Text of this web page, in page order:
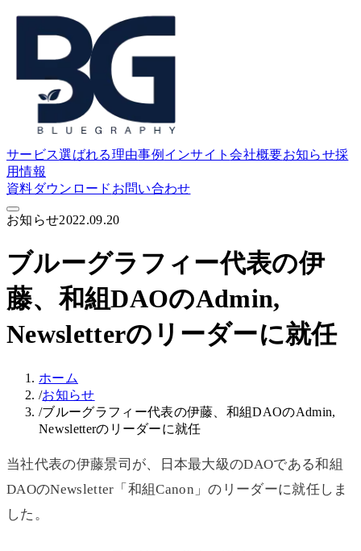
サービス選ばれる理由事例 インサイト会社概要お知らせ採
用情報
資料ダウンロード お問い合わせ
お知らせ2022.09.20
ブルーグラフィー代表の伊
藤、和組DAOのAdmin,
Newsletterのリーダーに就任
ホーム
/お知らせ
/ブルーグラフィー代表の伊藤、和組DAOのAdmin,
Newsletterのリーダーに就任
当社代表の伊藤景司が、日本最大級のDAOである和組
DAOのNewsletter「和組Canon」のリーダーに就任しま
した。